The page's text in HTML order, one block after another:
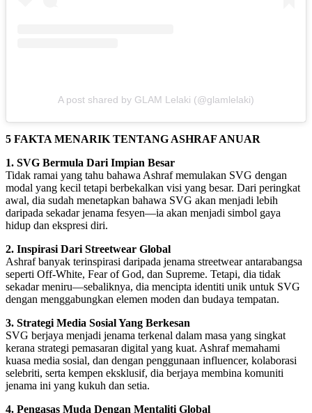
A post shared by GLAM Lelaki (@glamlelaki)
5 FAKTA MENARIK TENTANG ASHRAF ANUAR
1. SVG Bermula Dari Impian Besar
Tidak ramai yang tahu bahawa Ashraf memulakan SVG dengan
modal yang kecil tetapi berbekalkan visi yang besar. Dari peringkat
awal, dia sudah menetapkan bahawa SVG akan menjadi lebih
daripada sekadar jenama fesyen—ia akan menjadi simbol gaya
hidup dan ekspresi diri.
2. Inspirasi Dari Streetwear Global
Ashraf banyak terinspirasi daripada jenama streetwear antarabangsa
seperti Off-White, Fear of God, dan Supreme. Tetapi, dia tidak
sekadar meniru—sebaliknya, dia mencipta identiti unik untuk SVG
dengan menggabungkan elemen moden dan budaya tempatan.
3. Strategi Media Sosial Yang Berkesan
SVG berjaya menjadi jenama terkenal dalam masa yang singkat
kerana strategi pemasaran digital yang kuat. Ashraf memahami
kuasa media sosial, dan dengan penggunaan influencer, kolaborasi
selebriti, serta kempen eksklusif, dia berjaya membina komuniti
jenama ini yang kukuh dan setia.
4. Pengasas Muda Dengan Mentaliti Global